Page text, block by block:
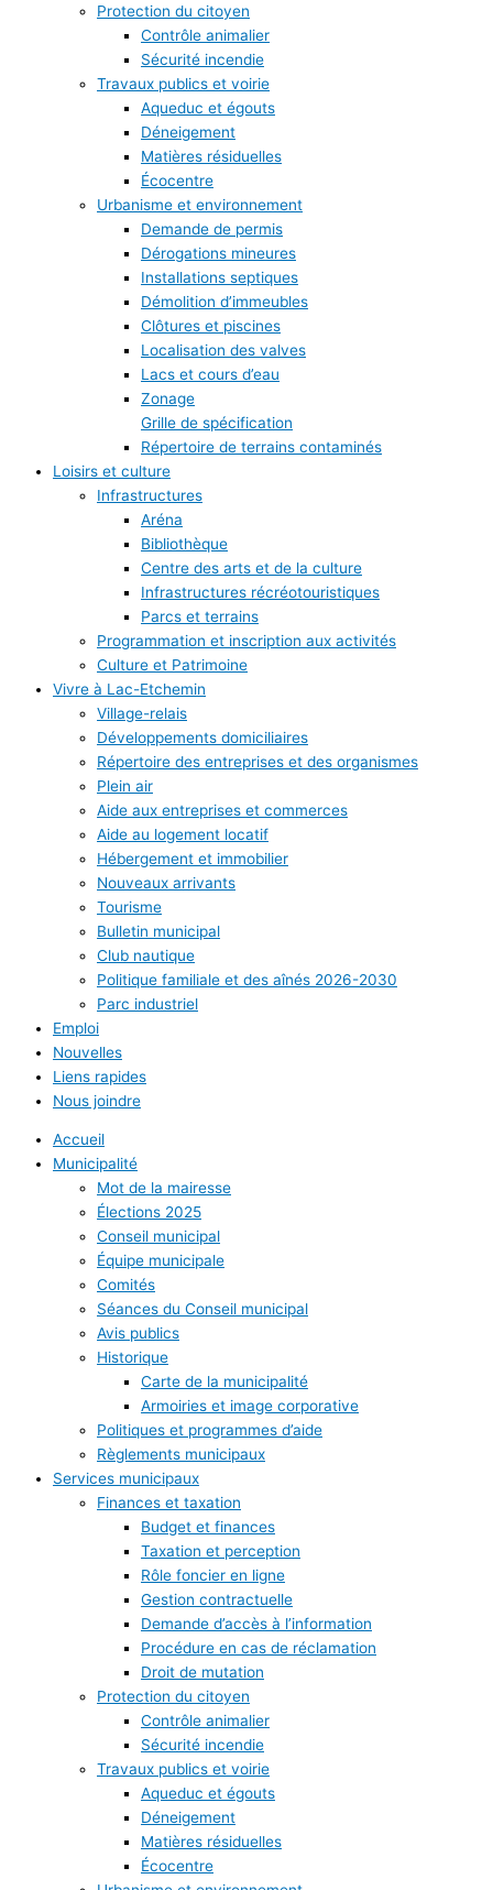
Protection du citoyen
Contrôle animalier
Sécurité incendie
Travaux publics et voirie
Aqueduc et égouts
Déneigement
Matières résiduelles
Écocentre
Urbanisme et environnement
Demande de permis
Dérogations mineures
Installations septiques
Démolition d’immeubles
Clôtures et piscines
Localisation des valves
Lacs et cours d’eau
Zonage
Grille de spécification
Répertoire de terrains contaminés
Loisirs et culture
Infrastructures
Aréna
Bibliothèque
Centre des arts et de la culture
Infrastructures récréotouristiques
Parcs et terrains
Programmation et inscription aux activités
Culture et Patrimoine
Vivre à Lac-Etchemin
Village-relais
Développements domiciliaires
Répertoire des entreprises et des organismes
Plein air
Aide aux entreprises et commerces
Aide au logement locatif
Hébergement et immobilier
Nouveaux arrivants
Tourisme
Bulletin municipal
Club nautique
Politique familiale et des aînés 2026-2030
Parc industriel
Emploi
Nouvelles
Liens rapides
Nous joindre
Accueil
Municipalité
Mot de la mairesse
Élections 2025
Conseil municipal
Équipe municipale
Comités
Séances du Conseil municipal
Avis publics
Historique
Carte de la municipalité
Armoiries et image corporative
Politiques et programmes d’aide
Règlements municipaux
Services municipaux
Finances et taxation
Budget et finances
Taxation et perception
Rôle foncier en ligne
Gestion contractuelle
Demande d’accès à l’information
Procédure en cas de réclamation
Droit de mutation
Protection du citoyen
Contrôle animalier
Sécurité incendie
Travaux publics et voirie
Aqueduc et égouts
Déneigement
Matières résiduelles
Écocentre